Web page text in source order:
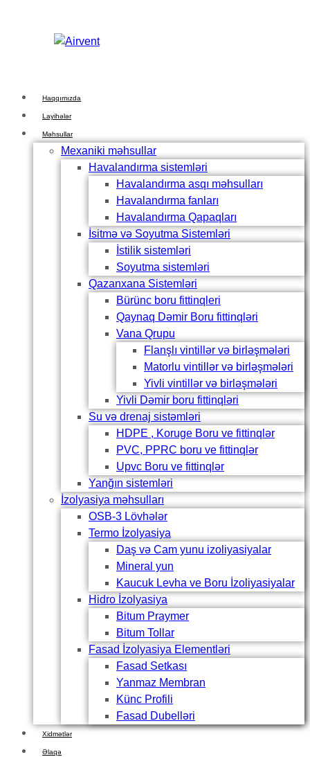
content
Haqqımızda
Layihələr
Məhsullar
Mexaniki məhsullar
Havalandırma sistemləri
Havalandırma asqı məhsulları
Havalandırma fanları
Havalandırma Qapaqları
İsitmə və Soyutma Sistemləri
İstilik sistemləri
Soyutma sistemləri
Qazanxana Sistemləri
Bürünc boru fittinqleri
Qaynaq Dəmir Boru fittinqləri
Vana Qrupu
Flanşlı vintillər və birləşmələri
Matorlu vintillər və birləşmələri
Yivli vintillər və birləşmələri
Yivli Dəmir boru fittinqləri
Su və drenaj sistəmləri
HDPE , Koruge Boru ve fittinqlər
PVC, PPRC boru ve fittinqlər
Upvc Boru ve fittinqlər
Yanğın sistemləri
İzolyasiya məhsulları
OSB-3 Lövhələr
Termo İzolyasiya
Daş və Cam yunu izoliyasiyalar
Mineral yun
Kaucuk Levha ve Boru İzoliyasiyalar
Hidro İzolyasiya
Bitum Praymer
Bitum Tollar
Fasad İzolyasiya Elementləri
Fasad Setkası
Yanmaz Membran
Künc Profili
Fasad Dubelləri
Xidmətlər
Əlaqə